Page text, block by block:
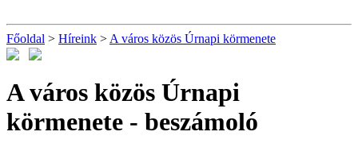
Főoldal > Híreink > A város közös Úrnapi körmenete
A város közös Úrnapi
körmenete - beszámoló